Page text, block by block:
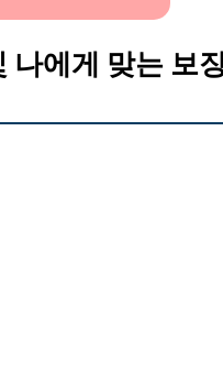
에게 맞는 보장